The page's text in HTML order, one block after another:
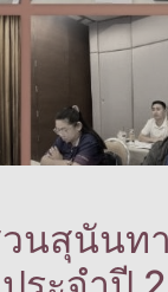
สุนันท